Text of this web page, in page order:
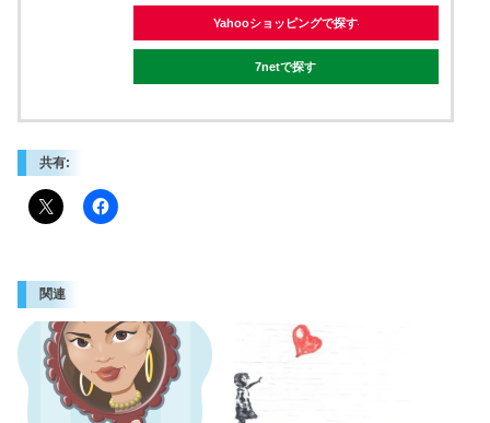
Yahooショッピングで探す
7netで探す
共有:
関連